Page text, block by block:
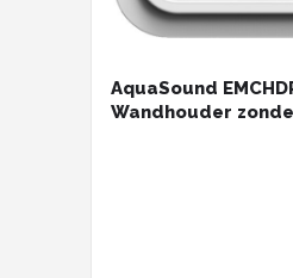
AquaSound
Wandhouder